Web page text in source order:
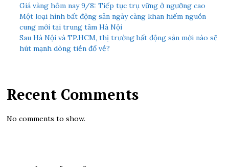
Giá vàng hôm nay 9/8: Tiếp tục trụ vững ở ngưỡng cao
Một loại hình bất động sản ngày càng khan hiếm nguồn
cung mới tại trung tâm Hà Nội
Sau Hà Nội và TP.HCM, thị trường bất động sản mới nào sẽ
hút mạnh dòng tiền đổ về?
Recent Comments
No comments to show.